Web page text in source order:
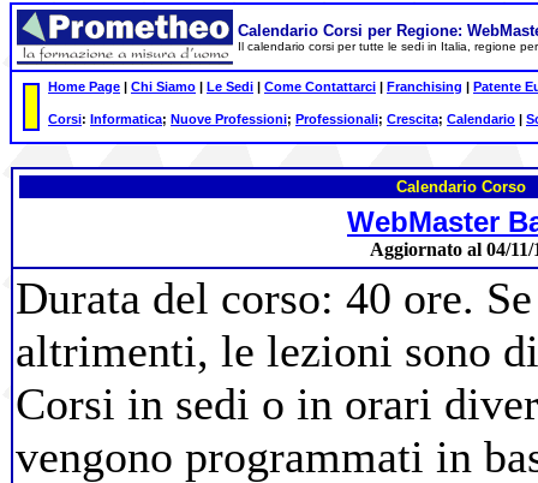
Calendario Corsi per Regione:
Il calendario corsi per tutte le sedi in Italia, regione
Home Page | Chi Siamo | Le Sedi | Come Contattarci | Franchising | Patente
Corsi: Informatica; Nuove Professioni; Professionali; Crescita; Calendario |
Calendario Corso
WebMaster
Aggiornato al 04/11/
Durata del corso: 40 ore.
altrimenti, le lezioni sono
Corsi in sedi o in orari
vengono programmati in